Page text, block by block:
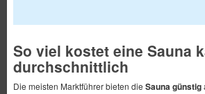
So viel kostet eine Sauna
durchschnittlich
Die meisten Marktführer bieten die Sauna günstig